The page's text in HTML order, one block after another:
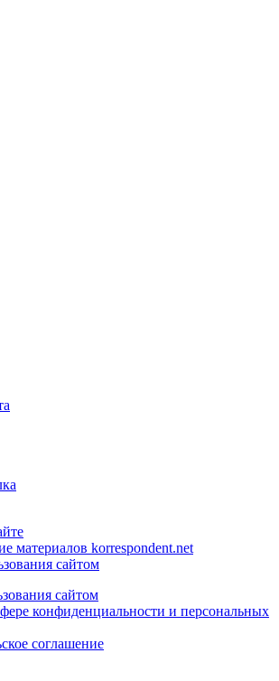
материалов korrespondent.net
сайтом
сайтом
конфиденциальности и персональных
соглашение